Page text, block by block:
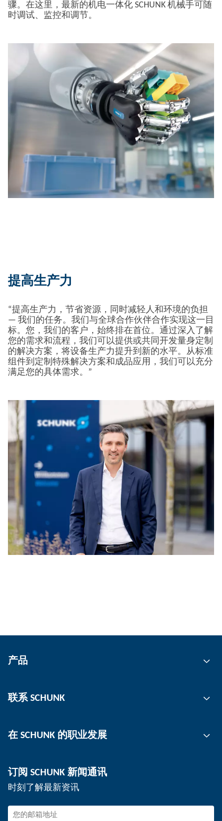
骤。在这里，最新的机电一体化 SCHUNK 机械手可随
时调试、监控和调节。
提高生产力
“提高生产力，节省资源，同时减轻人和环境的负担
— 我们的任务。我们与全球合作伙伴合作实现这一目
标。您，我们的客户，始终排在首位。通过深入了解
您的需求和流程，我们可以提供或共同开发量身定制
的解决方案，将设备生产力提升到新的水平。从标准
组件到定制特殊解决方案和成品应用，我们可以充分
满足您的具体需求。”
产品
抓取技术
工件夹持
联系 SCHUNK
工作地点
活动
SCHUNK – 检举系统
在 SCHUNK 的职业发展
在 SCHUNK 工作
年轻的专业人员
订阅 SCHUNK 新闻通讯
时刻了解最新资讯